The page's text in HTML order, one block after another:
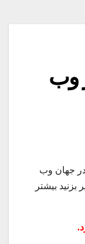
وب
در جهان وب
بیشتر